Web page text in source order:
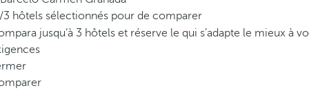
/3 hôtels sélectionnés pour de comparer
jusqu’à 3 hôtels et réserve le qui s’adapte le mieux à